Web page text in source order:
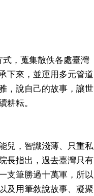
，蒐集散佚各處臺灣
下來，並運用多元管道
，說自己的故事，讓世
耕耘。
兒，智識淺薄、只重私
長指出，過去臺灣只有
支筆勝過十萬軍，所以
及用筆敘說故事、凝聚